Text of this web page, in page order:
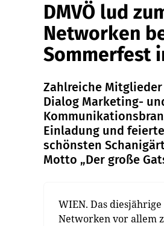
DMVÖ lud
Networken
Sommerfest
Zahlreiche
Dialog Marketing-
Einladung und
schönsten
Motto „Der große
WIEN. Das
Networken vor allem